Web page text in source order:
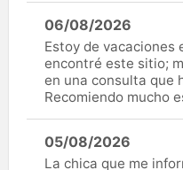
06/08/2026
Estoy de vacaciones
encontré este sitio;
en una consulta que
Recomiendo mucho
05/08/2026
La chica que me